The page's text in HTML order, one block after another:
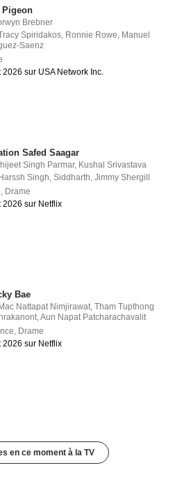
Pigeon
Brebner
Spiridakos, Ronnie Rowe, Manuel
Saenz
2026 sur USA Network Inc.
Safed Saagar
Singh Parmar, Kushal Srivastava
Singh ,Siddharth ,Jimmy Shergill
Drame
2026 sur Netflix
Bae
Mac Nattapat Nimjirawat,Tham Tupthong
,Aun Napat Patcharachavalit
, Drame
2026 sur Netflix
en ce moment à la TV